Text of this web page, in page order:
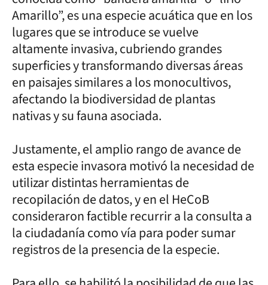
Amarillo”, es una especie acuática que en los
lugares que se introduce se vuelve
altamente invasiva, cubriendo grandes
superficies y transformando diversas áreas
en paisajes similares a los monocultivos,
afectando la biodiversidad de plantas
nativas y su fauna asociada.
Justamente, el amplio rango de avance de
esta especie invasora motivó la necesidad de
utilizar distintas herramientas de
recopilación de datos, y en el HeCoB
consideraron factible recurrir a la consulta a
la ciudadanía como vía para poder sumar
registros de la presencia de la especie.